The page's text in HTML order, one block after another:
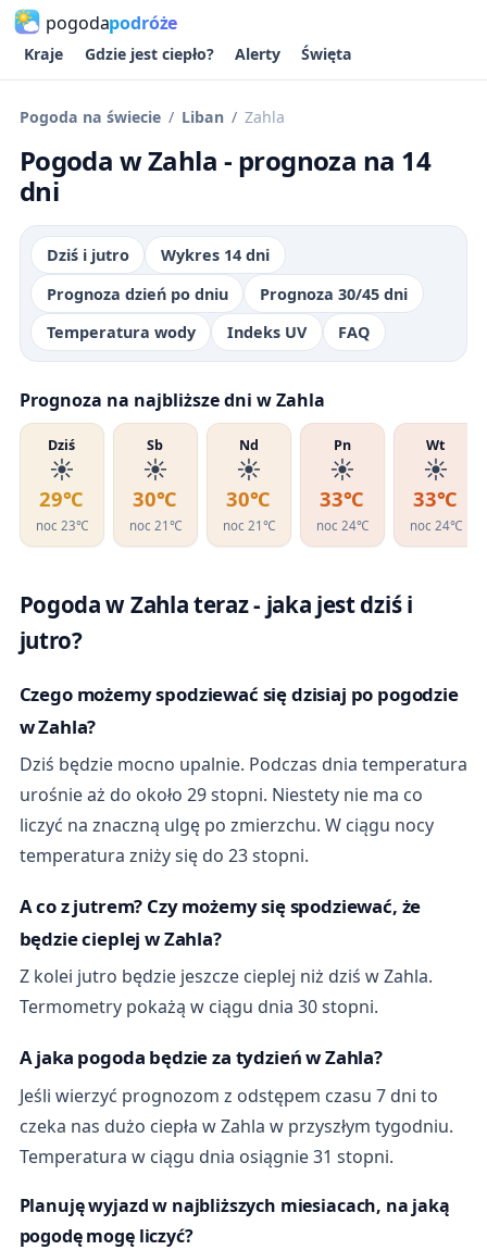
pogodapodróże
Kraje Gdzie jest ciepło? Alerty Święta
Pogoda na świecie Liban Zahla
Pogoda w Zahla - prognoza na 14
dni
Dziś i jutro
Wykres 14 dni
Prognoza dzień po dniu
Prognoza 30/45 dni
Temperatura wody
Indeks UV FAQ
Prognoza na najbliższe dni w Zahla
Dziś
☀️
29℃
noc 23℃
Sb
☀️
30℃
noc 21℃
Nd
☀️
30℃
noc 21℃
Pn
☀️
33℃
noc 24℃
Wt
☀️
33℃
noc 24℃
Pogoda w Zahla teraz - jaka jest dziś i
jutro?
Czego możemy spodziewać się dzisiaj po pogodzie
w Zahla?
Dziś będzie mocno upalnie. Podczas dnia temperatura
urośnie aż do około 29 stopni. Niestety nie ma co
liczyć na znaczną ulgę po zmierzchu. W ciągu nocy
temperatura zniży się do 23 stopni.
A co z jutrem? Czy możemy się spodziewać, że
będzie cieplej w Zahla?
Z kolei jutro będzie jeszcze cieplej niż dziś w Zahla.
Termometry pokażą w ciągu dnia 30 stopni.
A jaka pogoda będzie za tydzień w Zahla?
Jeśli wierzyć prognozom z odstępem czasu 7 dni to
czeka nas dużo ciepła w Zahla w przyszłym tygodniu.
Temperatura w ciągu dnia osiągnie 31 stopni.
Planuję wyjazd w najbliższych miesiacach, na jaką
pogodę mogę liczyć?